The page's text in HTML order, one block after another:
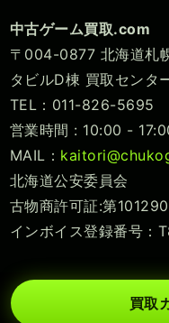
中古ゲーム買取.com
〒004-0877 北海道札
タビルD棟 買取センタ
TEL：011-826-5695
営業時間 : 10:00 -
MAIL：
北海道公安委員会
古物商許可証:第
インボイス登録番号
買取